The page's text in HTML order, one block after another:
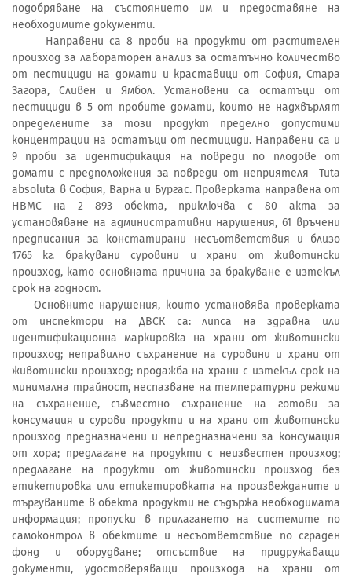
подобряване на състоянието им и предоставяне на
необходимите документи.
Направени са 8 проби на продукти от растителен
произход за лабораторен анализ за остатъчно количество
от пестициди на домати и краставици от София, Стара
Загора, Сливен и Ямбол. Установени са остатъци от
пестициди в 5 от пробите домати, които не надхвърлят
определените за този продукт пределно допустими
концентрации на остатъци от пестициди. Направени са и
9 проби за идентификация на повреди по плодове от
домати с предположения за повреди от неприятеля Tuta
absoluta в София, Варна и Бургас. Проверката направена от
НВМС на 2 893 обекта, приключва с 80 акта за
установяване на административни нарушения, 61 връчени
предписания за констатирани несъответствия и близо
1765 кг. бракувани суровини и храни от животински
произход, като основната причина за бракуване е изтекъл
срок на годност.
Основните нарушения, които установява проверката
от инспектори на ДВСК са: липса на здравна или
идентификационна маркировка на храни от животински
произход; неправилно съхранение на суровини и храни от
животински произход; продажба на храни с изтекъл срок на
минимална трайност, неспазване на температурни режими
на съхранение, съвместно съхранение на готови за
консумация и сурови продукти и на храни от животински
произход предназначени и непредназначени за консумация
от хора; предлагане на продукти с неизвестен произход;
предлагане на продукти от животински произход без
етикетировка или етикетировката на произвежданите и
търгуваните в обекта продукти не съдържа необходимата
информация; пропуски в прилагането на системите по
самоконтрол в обектите и несъответствие по сграден
фонд и оборудване; отсъствие на придружаващи
документи, удостоверяващи произхода на храни от